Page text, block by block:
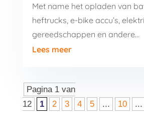
Met name het opladen van
heftrucks, e-bike accu’s,
gereedschappen en andere…
Lees meer
Pagina 1 van
12
1 2 3 4 5 ... 10 ...